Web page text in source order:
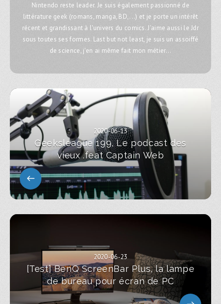
Nintendo reste leader. Je suis également passionné de
littérature geek (romans, manga, BD,...) et je porte un intérêt
récent et grandissant à l'univers du comics. J'aime aussi le Jdr
sous toutes ses formes. Last but not least, je suis un assoiffé
de science, j'en ai même fait mon métier...
2020-06-13
Geeksleague 199, Le podcast des
vieux .feat Captain Web
2020-06-23
[Test] BenQ ScreenBar Plus, la lampe
de bureau pour écran de PC